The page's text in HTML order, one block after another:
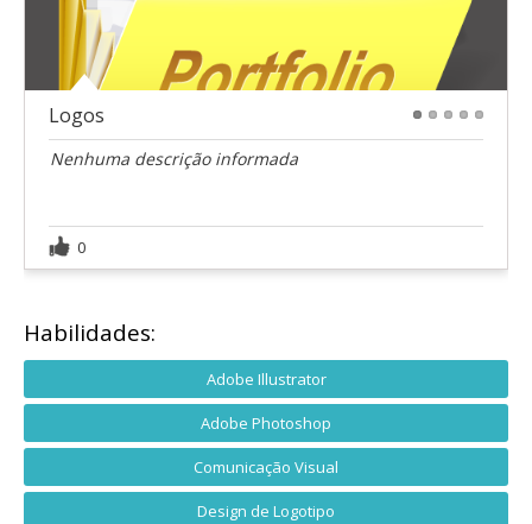
Logos
Nenhuma descrição informada
0
Habilidades:
Adobe Illustrator
Adobe Photoshop
Comunicação Visual
Design de Logotipo